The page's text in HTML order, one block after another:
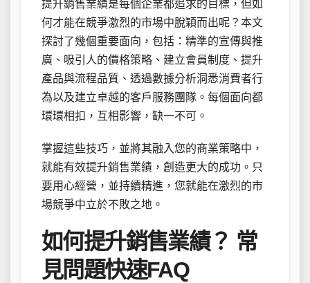
提升銷售業績是每個企業都追求的目標，但如
何才能在競爭激烈的市場中脫穎而出呢？本文
探討了幾個重要面向，包括：精準的宣傳與推
廣、吸引人的價格策略、建立會員制度、提升
產品與流程品質、透過數據分析洞悉消費者行
為以及建立卓越的客戶服務團隊。每個面向都
環環相扣，互相影響，缺一不可。
掌握這些技巧，並將其融入您的商業策略中，
就能有效提升銷售業績，創造更大的成功。只
要用心經營，並持續精進，您就能在激烈的市
場競爭中立於不敗之地。
如何提升銷售業績？ 常
見問題快速FAQ